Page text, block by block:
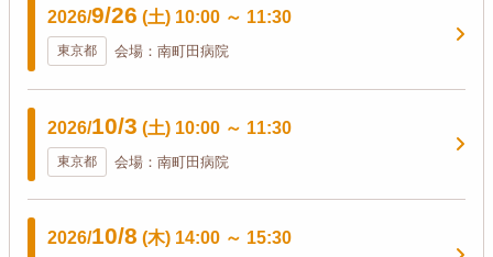
2026/9/26 (土) 10:00 ～ 11:30
東京都 会場：南町田病院
2026/10/3 (土) 10:00 ～ 11:30
東京都 会場：南町田病院
2026/10/8 (木) 14:00 ～ 15:30